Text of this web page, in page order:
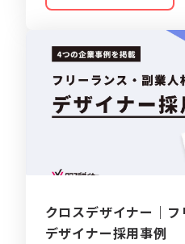
クロスデザイナー｜フ
デザイナー採用事例